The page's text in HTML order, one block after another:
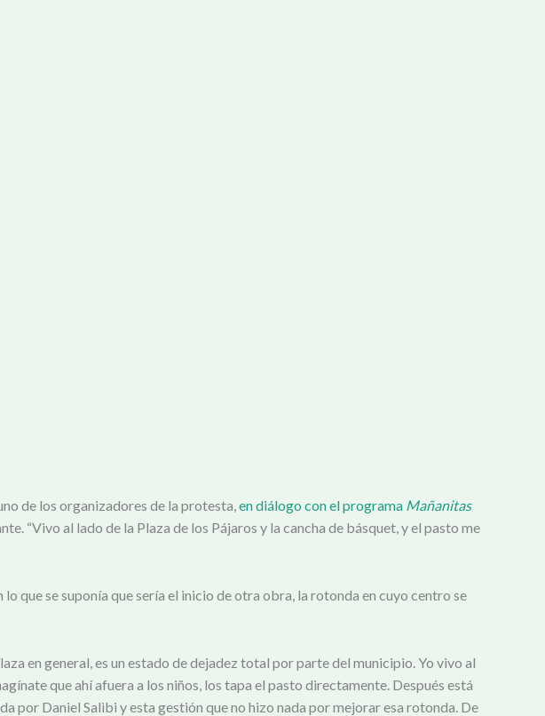
de los organizadores de la protesta,en diálogo con el programa Mañanitas
“Vivo al lado de la Plaza de los Pájaros y la cancha de básquet, y el pasto me
que se suponía que sería el inicio de otra obra, la rotonda en cuyo centro se
en general, es un estado de dejadez total por parte del municipio. Yo vivo al
que ahí afuera a los niños, los tapa el pasto directamente. Después está
por Daniel Salibi y esta gestión que no hizo nada por mejorar esa rotonda. De